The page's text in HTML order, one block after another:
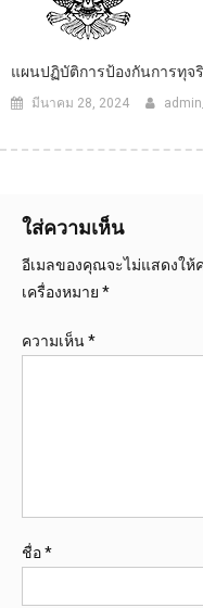
แผนปฏิบัติการป้องกันการทุจ
มีนาคม 28, 2024
ใส่ความเห็น
อีเมลของคุณจะไม่แสดงให้
เครื่องหมาย *
ความเห็น*
ชื่อ*